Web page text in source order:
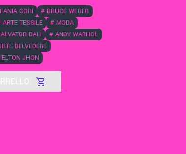
GORI # BRUCE WEBER
ARTE TESSILE # MODA
DALÌ # ANDY WARHOL
BELVEDERE
ELTON JHON